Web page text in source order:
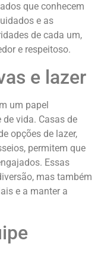
que conhecem
e as
de cada um,
e respeitoso.
e lazer
um papel
vida. Casas de
opções de lazer,
permitem que
Essas
mas também
e a manter a